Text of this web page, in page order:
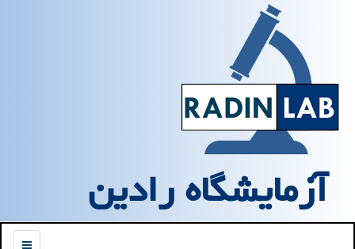
آزمایشگاه رادین
منو